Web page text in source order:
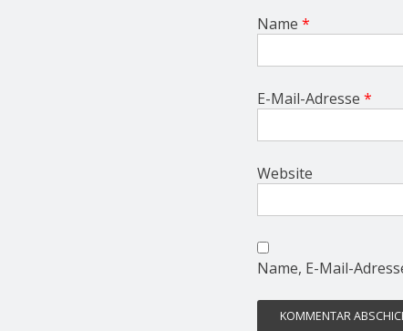
Name *
E-Mail-Adresse *
Website
Name, E-Mail-